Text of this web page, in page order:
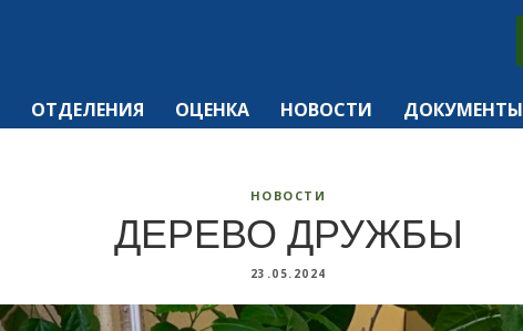
ОТДЕЛЕНИЯ ОЦЕНКА НОВОСТИ ДОКУМЕНТЫ
НОВОСТИ
ДЕРЕВО ДРУЖБЫ
23.05.2024